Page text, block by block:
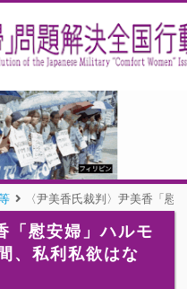
〈尹美香氏裁判〉尹美香「
「慰安婦」ハルモ
、私利私欲はな